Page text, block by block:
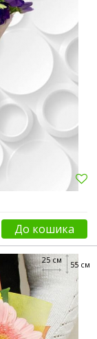
До кошика
55 см
25 см